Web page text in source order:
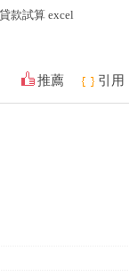
款試算 excel
推薦 引用